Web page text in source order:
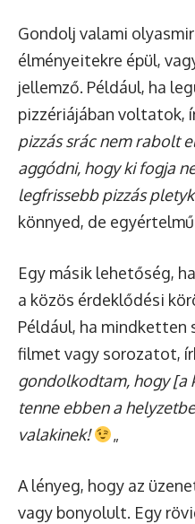
Gondolj valami
élményeitekre épül,
jellemző. Például, ha
pizzériájában voltatok,
pizzás srác nem rabolt
aggódni, hogy ki fogja
legfrissebb pizzás
könnyed, de
Egy másik lehetőség,
a közös érdeklődési
Például, ha
filmet vagy sorozatot,
gondolkodtam, hogy [a
tenne ebben a
valakinek!
„
A lényeg, hogy az
vagy bonyolult. Egy